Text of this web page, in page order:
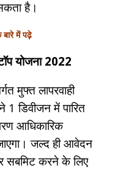
है।
बारे में पढ़े
योजना 2022
मुफ्त लापरवाही
1 डिवीजन में पारित
आधिकारिक
जल्द ही आवेदन
सबमिट करने के लिए